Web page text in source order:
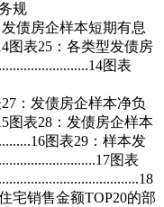
规
发债房企样本短期有息
图表25：各类型发债房
图表
27：发债房企样本净负
图表28：发债房企样本
图表29：样本发
图表
宅销售金额TOP20的部